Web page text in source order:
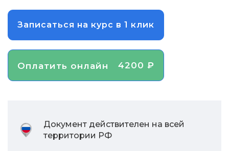
Записаться на курс в 1 клик
Оплатить онлайн 4200 ₽
Документ действителен на всей
территории РФ